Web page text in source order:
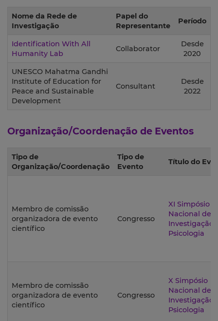
Nome da Rede de
Investigação
Papel do
Representante
Período
Identification With All
Humanity Lab
Collaborator
Desde
2020
UNESCO Mahatma Gandhi
Institute of Education for
Peace and Sustainable
Development
Consultant
Desde
2022
Organização/Coordenação de Eventos
Tipo de
Organização/Coordenação
Tipo de
Evento
Título do
Membro de comissão
organizadora de evento
científico
Congresso
XI Simpósio
Nacional de
Investigação
Psicologia
Membro de comissão
organizadora de evento
científico
Congresso
X Simpósio
Nacional de
Investigação
Psicologia